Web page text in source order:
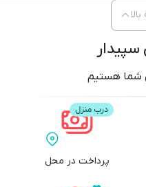
شما هستیم
پرداخت در محل